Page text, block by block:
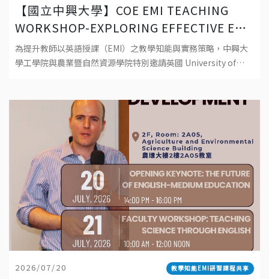
【國立中興大學】COE EMI TEACHING
WORKSHOP-EXPLORING EFFECTIVE EMI
TEACHING: PRINCIPLES, PRACTICES,
AND POSSIBILITIES 工學院EMI教師教學
可能性
為提升教師以英語授課（EMI）之教學知能與實務策略，中興大
學工學院與農業暨自然資源學院特別邀請英國 University of
2026/07/20 教學知能EMI研習課程共享